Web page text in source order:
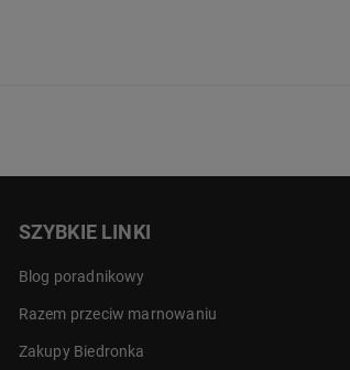
SZYBKIE LINKI
Blog poradnikowy
Razem przeciw marnowaniu
Zakupy Biedronka